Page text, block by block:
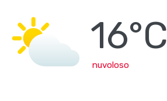
16°C
nuvoloso